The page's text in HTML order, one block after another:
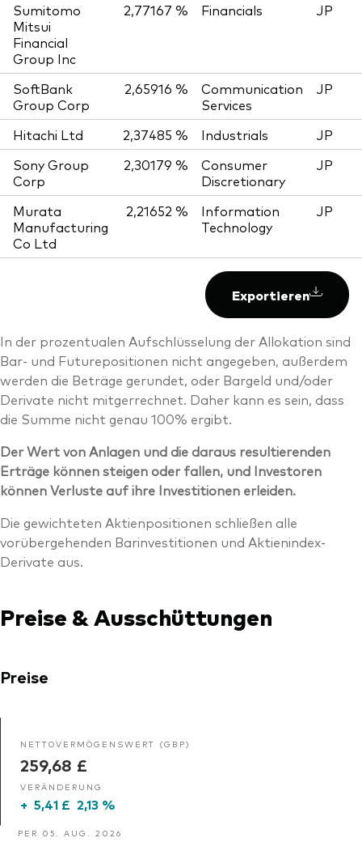
Sumitomo
Mitsui
Financial
Group Inc
2,77167 % Financials JP
SoftBank
Group Corp
2,65916 %
Communication
Services
JP
Hitachi Ltd 2,37485 % Industrials
JP
Sony Group
Corp
2,30179 %
Consumer
Discretionary
JP
Murata
Manufacturing
Co Ltd
2,21652 %
Information
Technology
JP
Exportieren
In der prozentualen Aufschlüsselung der Allokation sind
Bar- und Futurepositionen nicht angegeben, außerdem
werden die Beträge gerundet, oder Bargeld und/oder
Derivate nicht mitgerrechnet. Daher kann es sein, dass
die Summe nicht genau 100% ergibt.
Der Wert von Anlagen und die daraus resultierenden
Erträge können steigen oder fallen, und Investoren
können Verluste auf ihre Investitionen erleiden.
Die gewichteten Aktienpositionen schließen alle
vorübergehenden Barinvestitionen und Aktienindex-
Derivate aus.
Preise & Ausschüttungen
Preise
NETTOVERMÖGENSWERT (GBP)
259,68 £
VERÄNDERUNG
+ 5,41 £ 2,13 %
PER 05. AUG. 2026